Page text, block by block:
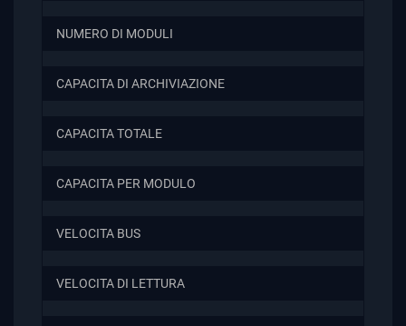
NUMERO DI MODULI
CAPACITA DI ARCHIVIAZIONE
CAPACITA TOTALE
CAPACITA PER MODULO
VELOCITA BUS
VELOCITA DI LETTURA